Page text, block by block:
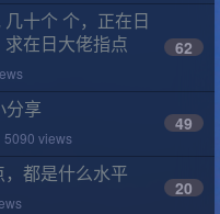
十个 个，正在日
在日大佬指点
62
分享
5090 views
49
都是什么水平
20